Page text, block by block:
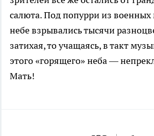
салюта. Под попурри из
небе взрывались тысячи
затихая, то учащаясь, в такт
этого «горящего» неба —
Мать!